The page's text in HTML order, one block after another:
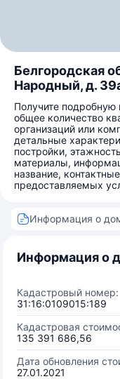
Белгородская
Народный, д.
Получите
общее количество
организаций или
детальные
постройки,
материалы,
название,
предоставляемых
Информация о
Информация о
Кадастровый номер:
31:16:0109015:189
Кадастровая
135 391 686,56
Дата обновления
27.01.2021